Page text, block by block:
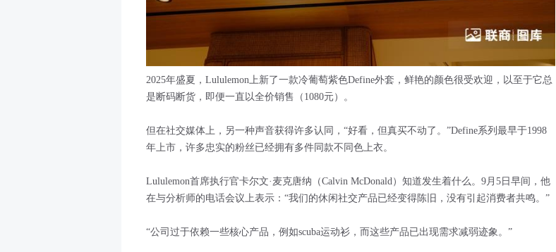
2025年盛夏，Lululemon上新了一款冷葡萄紫色Define外套，鲜艳的颜色很受欢迎，以至于它总
是断码断货，即便一直以全价销售（1080元）。
但在社交媒体上，另一种声音获得许多认同，“好看，但真买不动了。”Define系列最早于1998
年上市，许多忠实的粉丝已经拥有多件同款不同色上衣。
Lululemon首席执行官卡尔文·麦克唐纳（Calvin McDonald）知道发生着什么。9月5日早间，他
在与分析师的电话会议上表示：“我们的休闲社交产品已经变得陈旧，没有引起消费者共鸣。”
“公司过于依赖一些核心产品，例如scuba运动衫，而这些产品已出现需求减弱迹象。”